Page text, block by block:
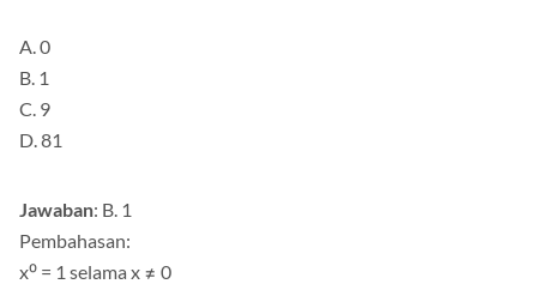
A. 0
B. 1
C. 9
D. 81
Jawaban: B. 1
Pembahasan:
x⁰ = 1 selama x ≠ 0